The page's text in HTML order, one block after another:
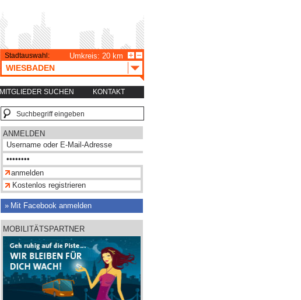
MITGLIEDER SUCHEN KONTAKT
Stadtauswahl: Umkreis: 20 km
WIESBADEN
ANMELDEN
Kostenlos registrieren
Mit Facebook anmelden
MOBILITÄTSPARTNER